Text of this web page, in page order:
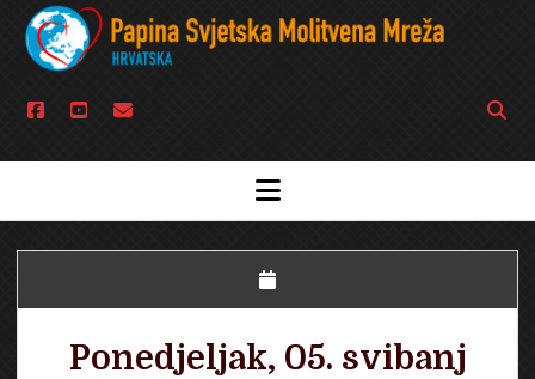
facebook
youtubeemail
Open
bar
open
menu
Ponedjeljak, 05. svibanj